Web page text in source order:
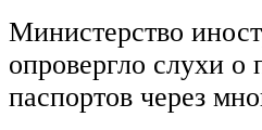
Министерство
опровергло слухи
паспортов через